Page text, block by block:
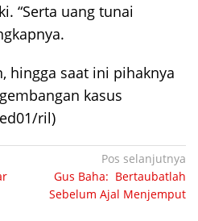
“Serta uang tunai
hingga saat ini pihaknya
kasus
ril)
Pos selanjutnya
Gus Baha: Bertaubatlah
Sebelum Ajal Menjemput